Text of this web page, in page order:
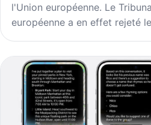
l'Union européenne. Le
européenne a en effet rejeté